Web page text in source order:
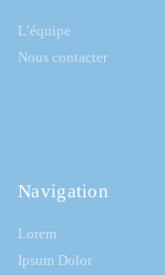
L’équipe
Nous contacter
Navigation
Lorem
Ipsum Dolor